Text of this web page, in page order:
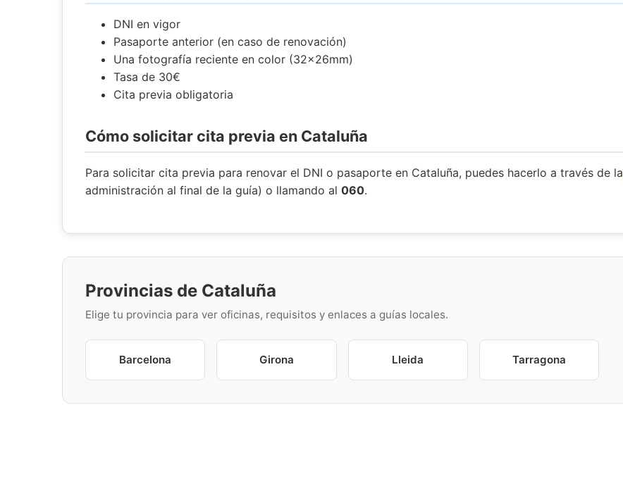
DNI en vigor
Pasaporte anterior (en caso de renovación)
Una fotografía reciente en color (32x26mm)
Tasa de 30€
Cita previa obligatoria
Cómo solicitar cita previa en Cataluña
Para solicitar cita previa para renovar el DNI o pasaporte en Cataluña, puedes hacerlo a través de la
administración al final de la guía) o llamando al 060.
Provincias de Cataluña
Elige tu provincia para ver oficinas, requisitos y enlaces a guías locales.
Barcelona Girona Lleida Tarragona